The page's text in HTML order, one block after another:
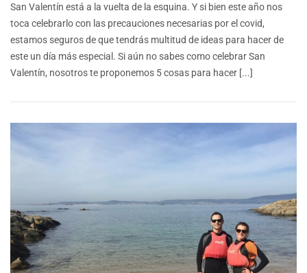
San Valentín está a la vuelta de la esquina. Y si bien este año nos
toca celebrarlo con las precauciones necesarias por el covid,
estamos seguros de que tendrás multitud de ideas para hacer de
este un día más especial. Si aún no sabes como celebrar San
Valentín, nosotros te proponemos 5 cosas para hacer [...]